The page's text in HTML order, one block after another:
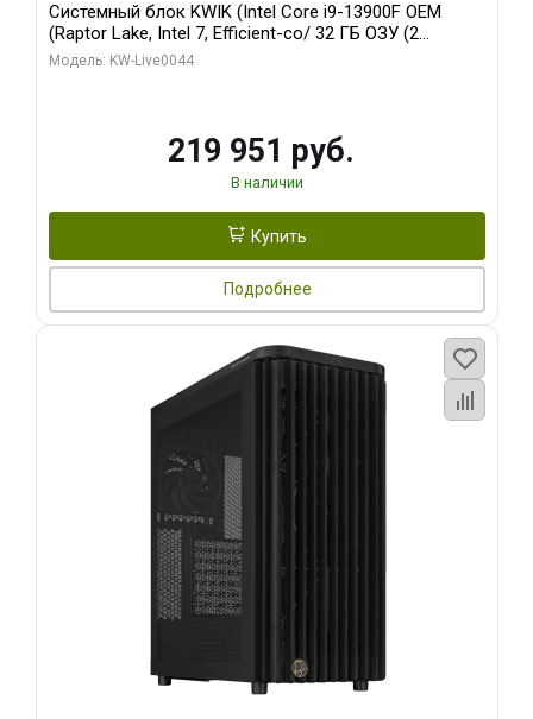
Системный блок KWIK (Intel Core i9-13900F OEM
(Raptor Lake, Intel 7, Efficient-co/ 32 ГБ ОЗУ (2
модуля)/ Gigabyte RTX5070Ti AERO OC 16GB GDDR7
Модель: KW-Live0044
219 951 руб.
В наличии
Купить
Подробнее